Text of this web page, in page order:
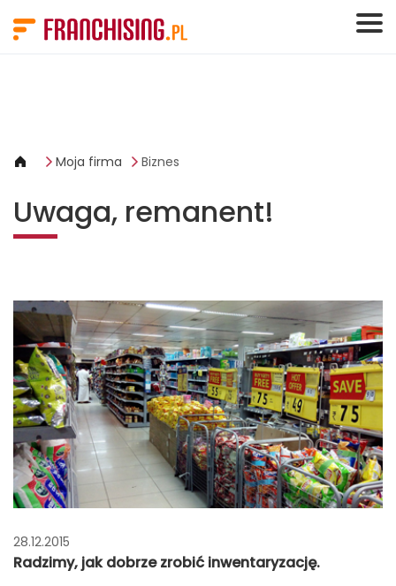
Moja firma Biznes
Uwaga, remanent!
28.12.2015
Radzimy, jak dobrze zrobić inwentaryzację.